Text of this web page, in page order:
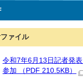
ァイル
令和7年6月13日記者発
参加 （PDF 210.5KB）